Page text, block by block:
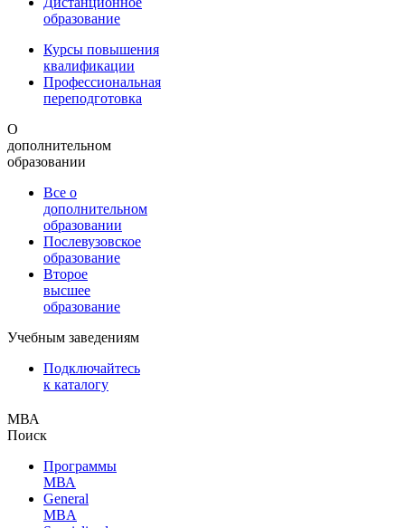
образование
Курсы повышения
квалификации
Профессиональная
переподготовка
О
дополнительном
образовании
Все о
дополнительном
образовании
Послевузовское
образование
Второе
высшее
образование
Учебным заведениям
Подключайтесь
к каталогу
МВА
Поиск
Программы
МВА
General
MBA